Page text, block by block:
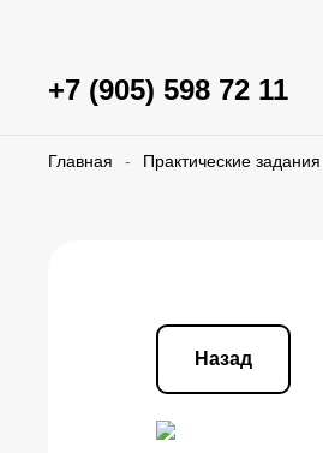
+7 (905) 598 72 11
Главная - Практические задания
Назад